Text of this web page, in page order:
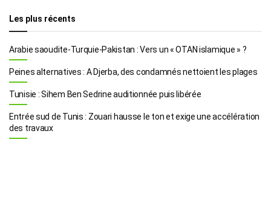
Les plus récents
Arabie saoudite-Turquie-Pakistan : Vers un « OTAN islamique » ?
Peines alternatives : A Djerba, des condamnés nettoient les plages
Tunisie : Sihem Ben Sedrine auditionnée puis libérée
Entrée sud de Tunis : Zouari hausse le ton et exige une accélération
des travaux